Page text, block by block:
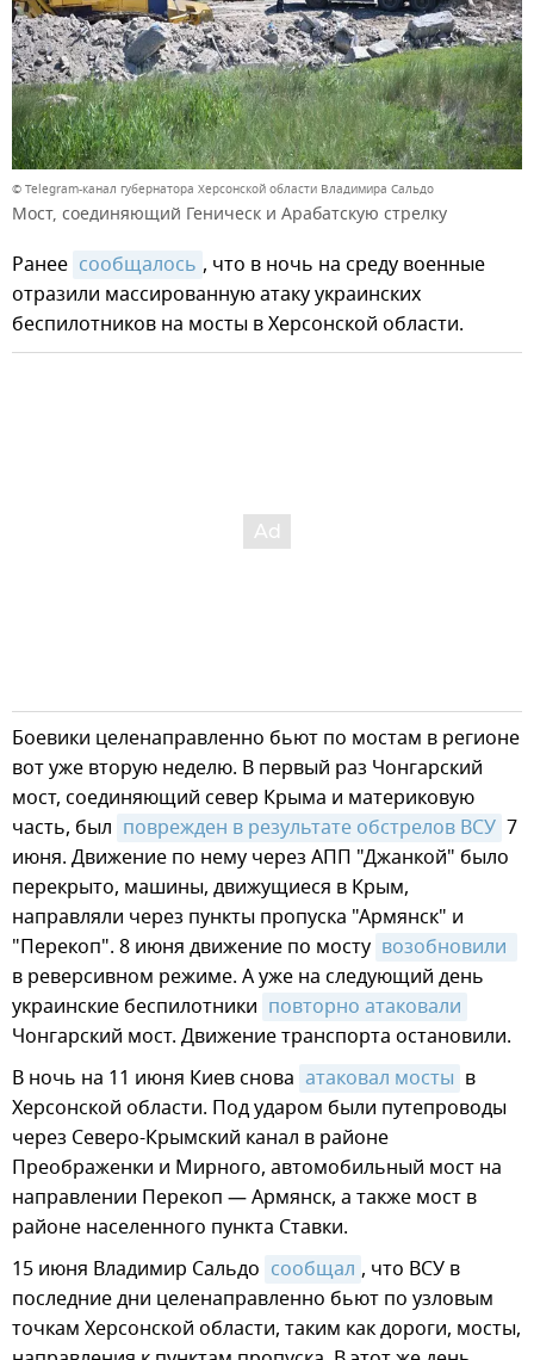
© Telegram-канал губернатора Херсонской области Владимира Сальдо
Мост, соединяющий Геническ и Арабатскую стрелку
Ранее сообщалось , что в ночь на среду военные
отразили массированную атаку украинских
беспилотников на мосты в Херсонской области.
Боевики целенаправленно бьют по мостам в регионе
вот уже вторую неделю. В первый раз Чонгарский
мост, соединяющий север Крыма и материковую
часть, был поврежден в результате обстрелов ВСУ 7
июня. Движение по нему через АПП "Джанкой" было
перекрыто, машины, движущиеся в Крым,
направляли через пункты пропуска "Армянск" и
"Перекоп". 8 июня движение по мосту
в реверсивном режиме. А уже на следующий день
украинские беспилотники повторно атаковали
Чонгарский мост. Движение транспорта остановили.
В ночь на 11 июня Киев снова атаковал мосты в
Херсонской области. Под ударом были путепроводы
через Северо-Крымский канал в районе
Преображенки и Мирного, автомобильный мост на
направлении Перекоп — Армянск, а также мост в
районе населенного пункта Ставки.
15 июня Владимир Сальдо сообщал , что ВСУ в
последние дни целенаправленно бьют по узловым
точкам Херсонской области, таким как дороги, мосты,